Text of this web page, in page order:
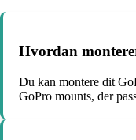
Hvordan
Du kan montere dit
GoPro mounts, der